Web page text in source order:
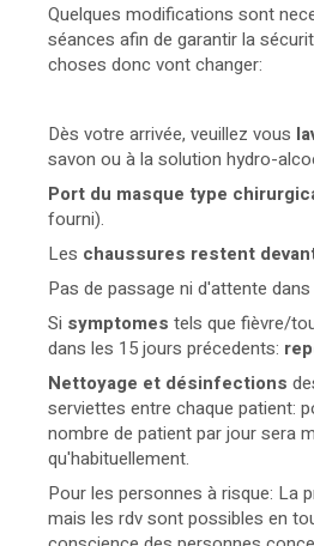
Quelques modifications sont
séances afin de garantir la
choses donc vont changer:
Dès votre arrivée, veuillez vous
savon ou à la solution hydro-
Port du masque type
fourni).
Les chaussures restent
Pas de passage ni d'attente
Si symptomes tels que fièvre/
dans les 15 jours précedents:
Nettoyage et désinfections
serviettes entre chaque patient:
nombre de patient par jour sera
qu'habituellement.
Pour les personnes à risque: La
mais les rdv sont possibles en